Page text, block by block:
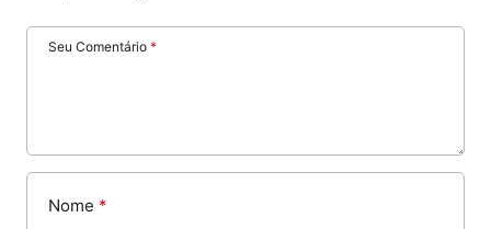
Seu Comentário *
Nome *